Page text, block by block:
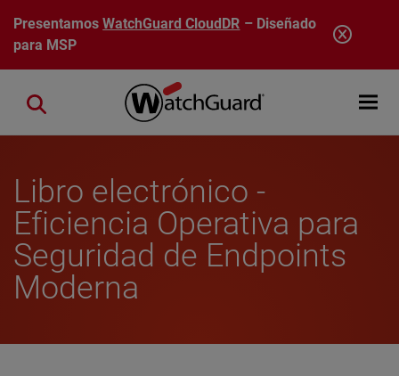
Pasar al contenido principal
PresentamosWatchGuard CloudDR – Diseñado
para MSP
Open
Close search
Libro electrónico -
Eficiencia Operativa para
Seguridad de Endpoints
Moderna